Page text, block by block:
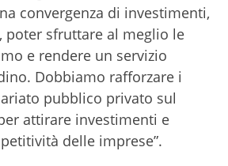
convergenza di investimenti,
poter sfruttare al meglio le
e rendere un servizio
Dobbiamo rafforzare i
pubblico privato sul
attirare investimenti e
delle imprese”.